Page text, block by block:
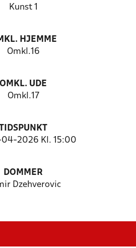
Kunst 1
HJEMME
Omkl.16
OMKL. UDE
Omkl.17
04-2026 Kl. 15:00
DOMMER
Dzehverovic